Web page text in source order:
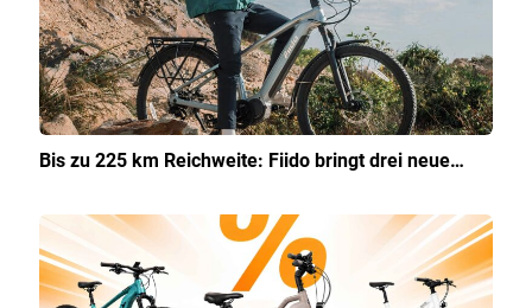
Bis zu 225 km Reichweite: Fiido bringt drei neue…